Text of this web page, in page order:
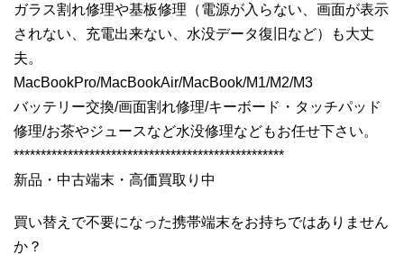
ガラス割れ修理や基板修理（電源が入らない、画面が表示
されない、充電出来ない、水没データ復旧など）も大丈
夫。
MacBookPro/MacBookAir/MacBook/M1/M2/M3
バッテリー交換/画面割れ修理/キーボード・タッチパッド
修理/お茶やジュースなど水没修理などもお任せ下さい。
**************************************************
新品・中古端末・高価買取り中
買い替えで不要になった携帯端末をお持ちではありません
か？